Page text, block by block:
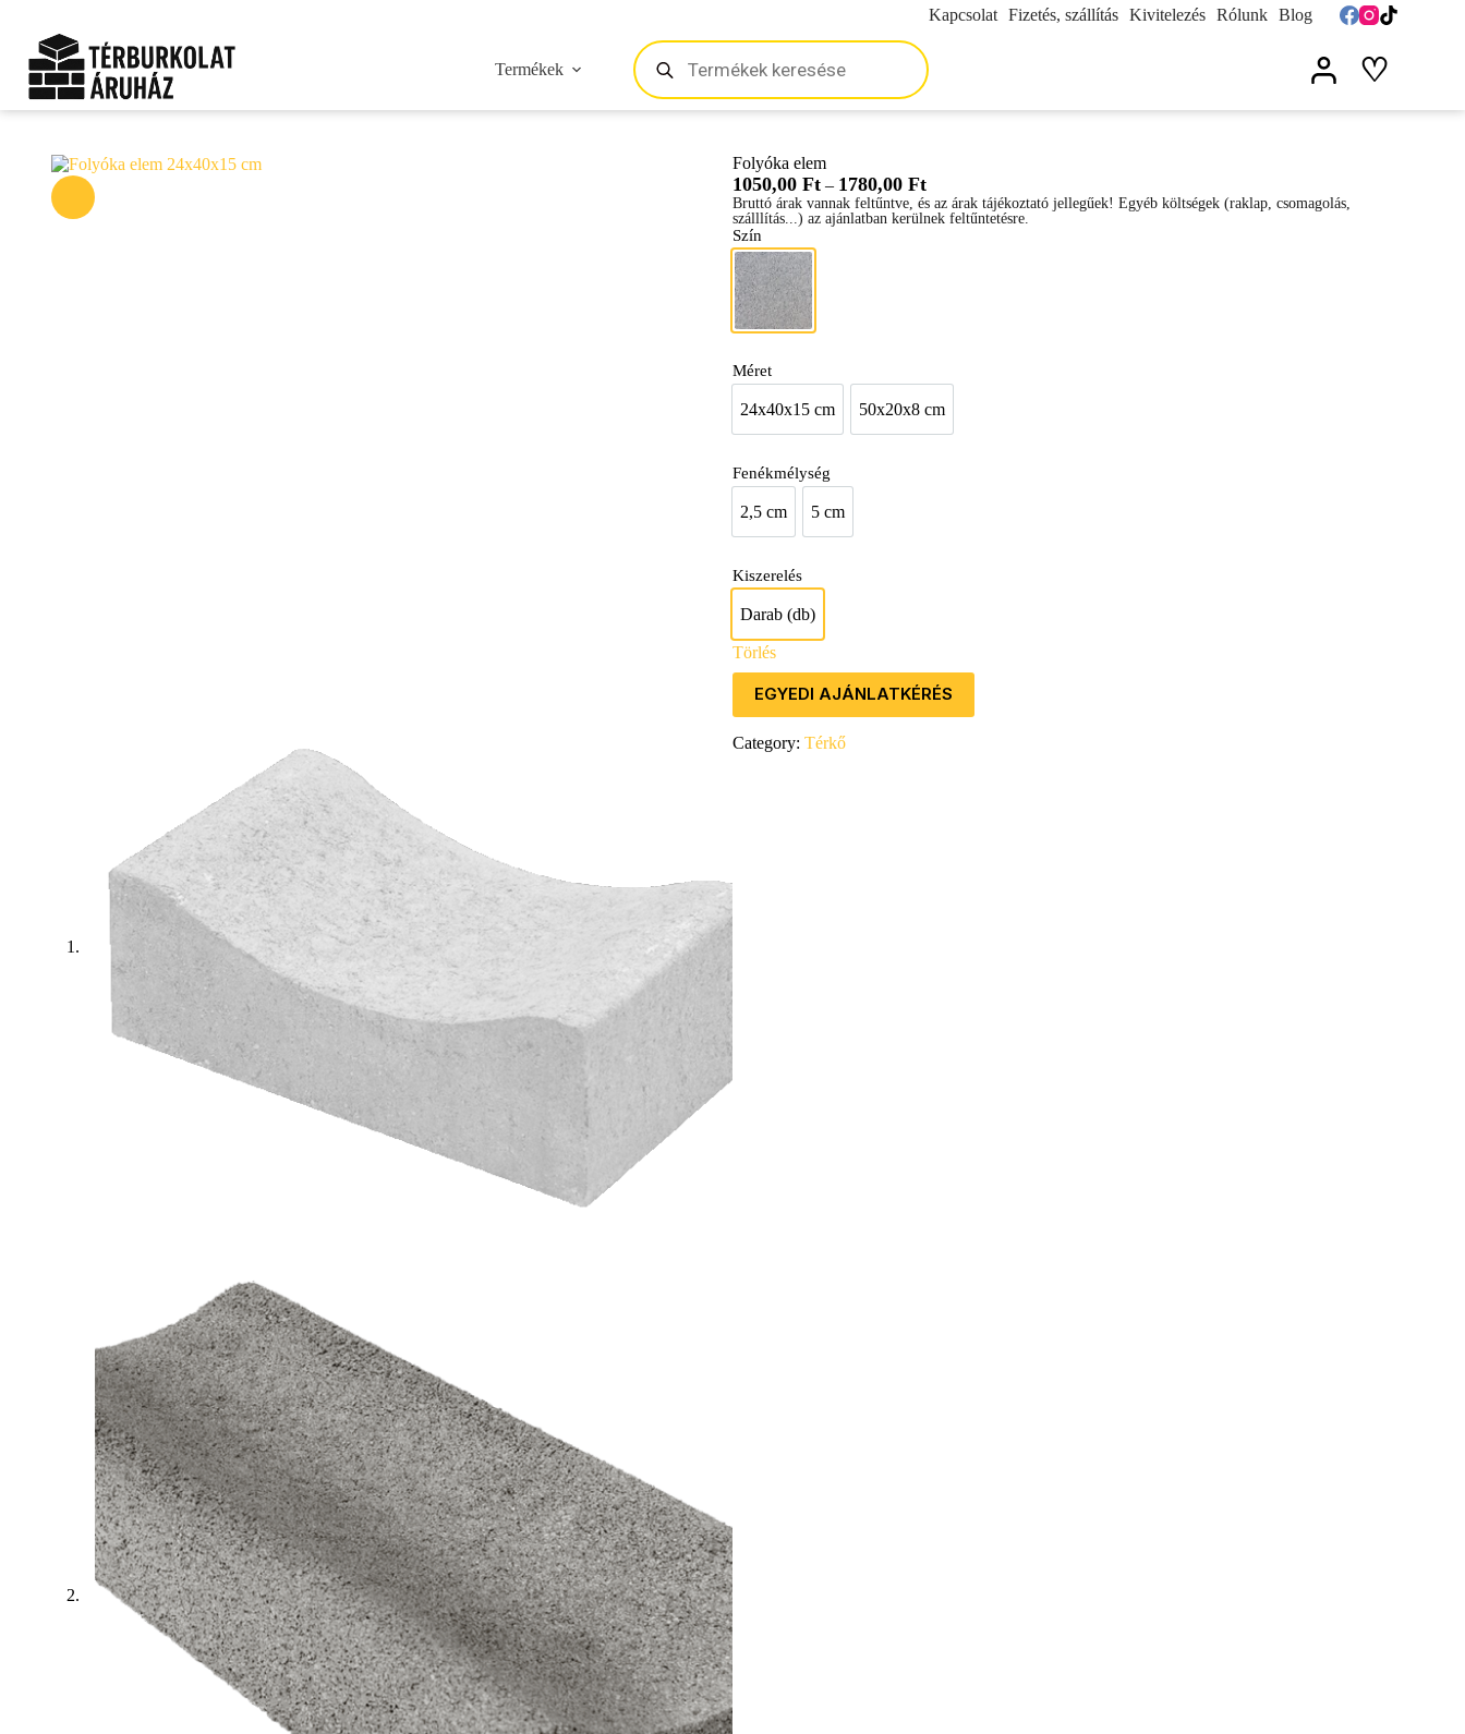
Kapcsolat Fizetés, szállítás Kivitelezés Rólunk Blog
Termékek ♡
Folyóka elem
1050,00 Ft – 1780,00 Ft
Bruttó árak vannak feltűntve, és az árak tájékoztató jellegűek! Egyéb költségek (raklap, csomagolás,
szálllítás...) az ajánlatban kerülnek feltűntetésre.
Szín
Szürke
Méret
24x40x15 cm24x40x15 cm50x20x8 cm
50x20x8 cm
Fenékmélység
2,5 cm
2,5 cm 5 cm
5 cm
Kiszerelés
Darab (db)
Darab (db)
Törlés
EGYEDI AJÁNLATKÉRÉS
Category: Térkő